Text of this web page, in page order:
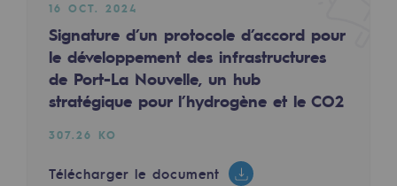
Responsabilité sociale et
Energiz Mouv
Energiz Mouv
Le programme social et territorial de
Territorial
16 OCT. 2024
Signature d’un protocole d’accord pour
le développement des infrastructures
de Port-La Nouvelle, un hub
stratégique pour l’hydrogène et le CO2
307.26 KO
Télécharger le document